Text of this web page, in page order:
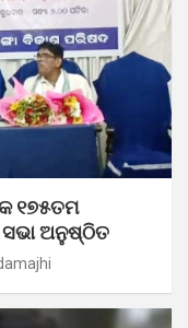
୧୭୫ତମ
ସଭା ଅନୁଷ୍ଠିତ